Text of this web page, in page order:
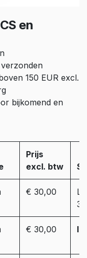
en
150 EUR excl.
bijkomend en
Prijs
excl. btw
€ 30,00
3
€ 30,00 In